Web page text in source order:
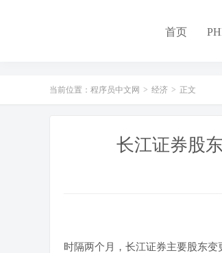
首页
当前位置： 程序员中文网 > 经济 > 正文
长江证券股
时隔两个月，长江证券主要股东变